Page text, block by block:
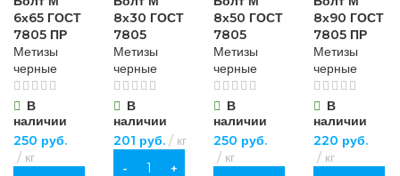
МАТЕРИАЛ
хромованадиевая
сталь (CrV)
ДЛИНА 150 мм
универсальные
МАТЕРИАЛ
ПВХ,
хлопчатобумажная
ткань
ПВХ
хлопчатобумажная
ткань
ОСОБЕННОСТИ
6х65 ГОСТ
7805 ПР
Метизы
черные
В
наличии
250 руб.
кг
8х30 ГОСТ
7805
Метизы
черные
В
наличии
201 руб. кг
В КОРЗИНУ
8х50 ГОСТ
7805
Метизы
черные
В
наличии
250 руб.
кг
8х90 ГОСТ
7805 ПР
Метизы
черные
В
наличии
220 руб.
кг